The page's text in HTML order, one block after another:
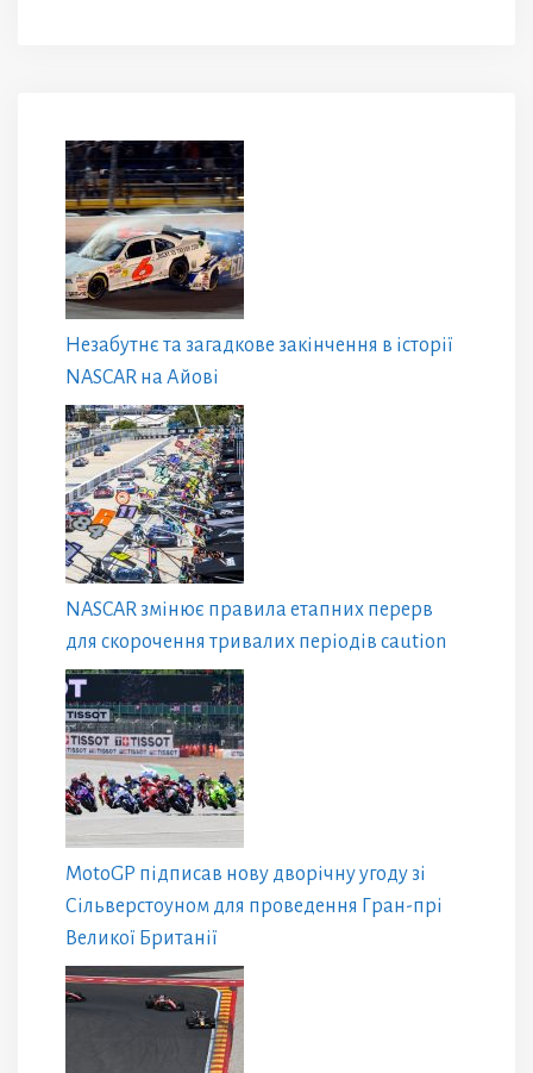
Незабутнє та загадкове закінчення в історії
NASCAR на Айові
NASCAR змінює правила етапних перерв
для скорочення тривалих періодів caution
MotoGP підписав нову дворічну угоду зі
Сільверстоуном для проведення Гран-прі
Великої Британії